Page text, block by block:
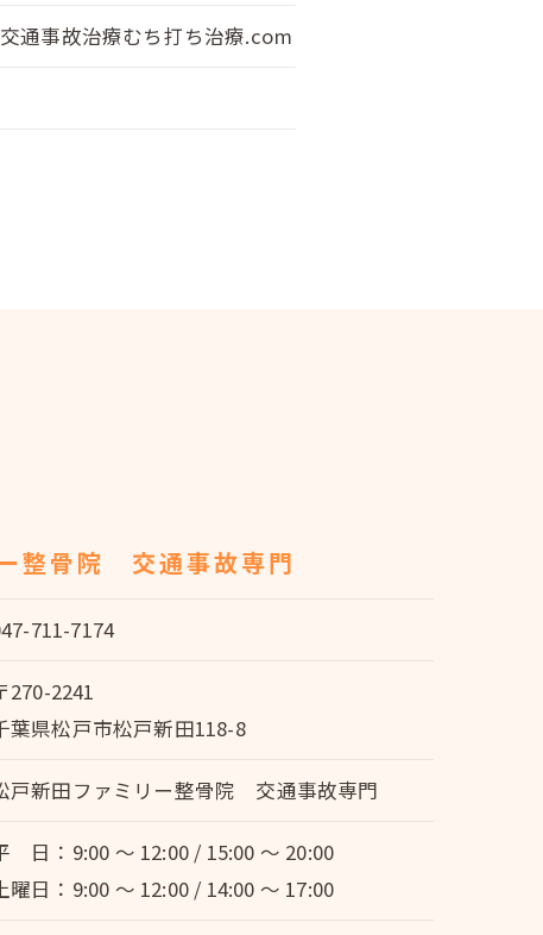
通事故治療むち打ち治療.com
整骨院 交通事故専門
711-7174
270-2241
葉県松戸市松戸新田118-8
戸新田ファミリー整骨院 交通事故専門
日：9:00 ～ 12:00 / 15:00 ～ 20:00
曜日：9:00 ～ 12:00 / 14:00 ～ 17:00